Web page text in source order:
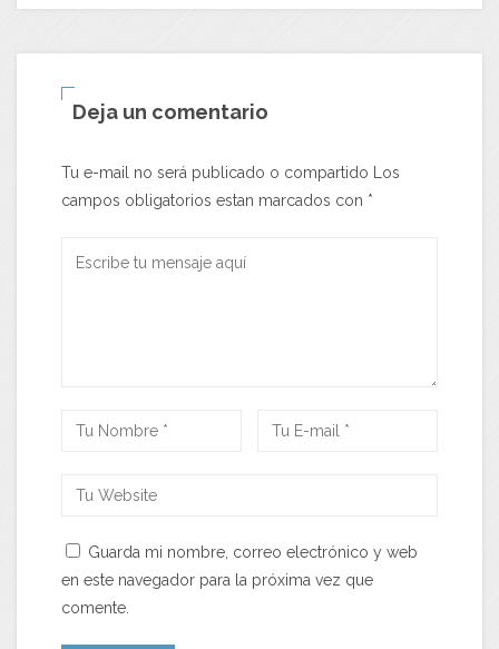
Deja un comentario
Tu e-mail no será publicado o compartido Los
campos obligatorios estan marcados con *
Guarda mi nombre, correo electrónico y web
en este navegador para la próxima vez que
comente.